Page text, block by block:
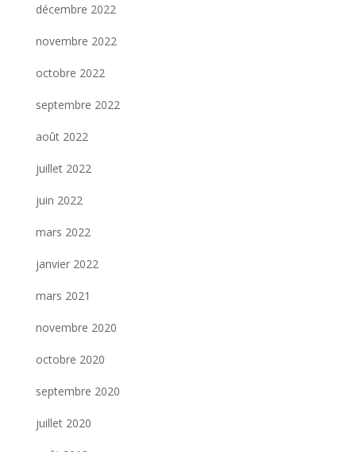
décembre 2022
novembre 2022
octobre 2022
septembre 2022
août 2022
juillet 2022
juin 2022
mars 2022
janvier 2022
mars 2021
novembre 2020
octobre 2020
septembre 2020
juillet 2020